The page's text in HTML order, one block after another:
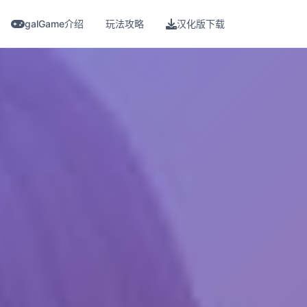
galGame介绍 玩法攻略 汉化版下载